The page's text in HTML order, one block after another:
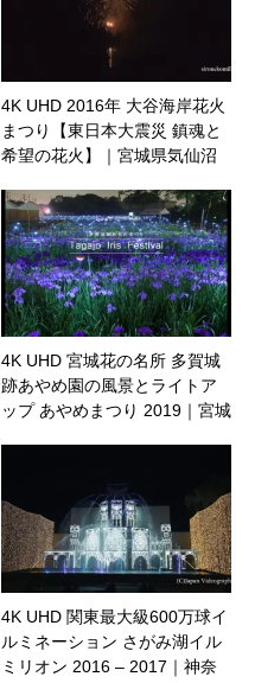
4K UHD 2016年 大谷海岸花火
まつり【東日本大震災 鎮魂と
希望の花火】｜宮城県気仙沼
4K UHD 宮城花の名所 多賀城
跡あやめ園の風景とライトア
ップ あやめまつり 2019｜宮城
4K UHD 関東最大級600万球イ
ルミネーション さがみ湖イル
ミリオン 2016 – 2017｜神奈